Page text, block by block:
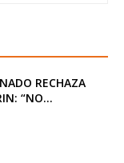
RECHAZA
“NO...